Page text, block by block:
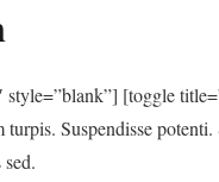
[toggle
turpis. Suspendisse